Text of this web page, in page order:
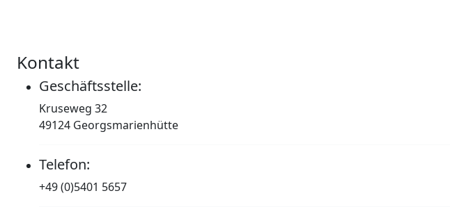
Kontakt
Geschäftsstelle:
Kruseweg 32
49124 Georgsmarienhütte
Telefon:
+49 (0)5401 5657